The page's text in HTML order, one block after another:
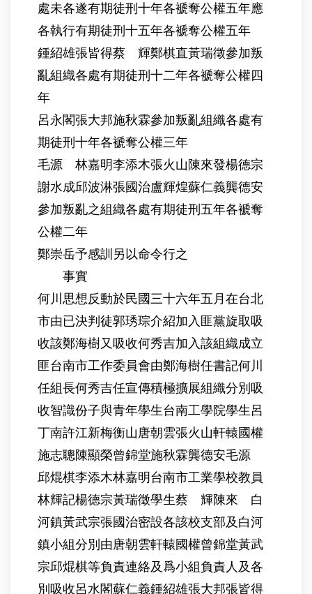
處未各遂有期徒刑十年各褫奪公權五年應
各執行有期徒刑十五年各褫奪公權五年
鍾紹雄張皆得蔡 輝鄭棋直黃瑞徵參加叛
亂組織各處有期徒刑十二年各褫奪公權四
年
呂永閣張大邦施秋霖參加叛亂組織各處有
期徒刑十年各褫奪公權三年
毛源 林嘉明李添木張火山陳來發楊德宗
謝水成邱波淋張國治盧輝煌蘇仁義龔德安
參加叛亂之組織各處有期徒刑五年各褫奪
公權二年
鄭崇岳予感訓另以命令行之
事實
何川思想反動於民國三十六年五月在台北
市由已決判徒郭琇琮介紹加入匪黨旋取吸
收該鄭海樹又吸收何秀吉加入該組織成立
匪台南市工作委員會由鄭海樹任書記何川
任組長何秀吉任宣傳積極擴展組織分別吸
收智識份子與青年學生台南工學院學生呂
丁南許江新梅衡山唐朝雲張火山軒轅國權
施志聰陳顯榮曾錦堂施秋霖龔德安毛源
邱焜棋李添木林嘉明台南市工業學校教員
林輝記楊德宗黃瑞徵學生蔡 輝陳來 白
河鎮黃武宗張國治密設各該校支部及白河
鎮小組分別由唐朝雲軒轅國權曾錦堂黃武
宗邱焜棋等負責連絡及爲小組負責人及各
別吸收呂水閣蘇仁義鍾紹雄張大邦張皆得